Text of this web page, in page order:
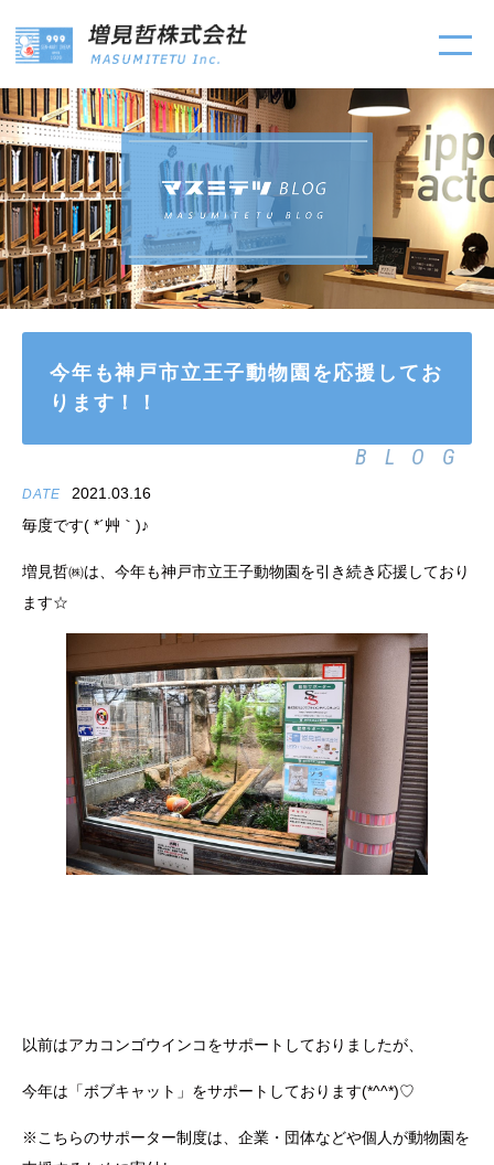
今年も神戸市立王子動物園を応援してお
ります！！
BLOG
DATE
2021.03.16
毎度です( *´艸｀)♪
増見哲㈱は、今年も神戸市立王子動物園を引き続き応援しており
ます☆
以前はアカコンゴウインコをサポートしておりましたが、
今年は「ボブキャット」をサポートしております(*^^*)♡
※こちらのサポーター制度は、企業・団体などや個人が動物園を